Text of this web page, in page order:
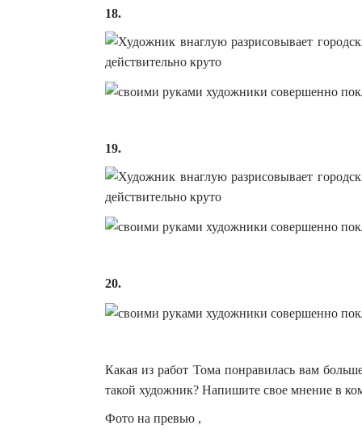
18.
19.
20.
Какая из работ Тома понравилась вам
такой художник? Напишите свое мнение в
Фото на превью ,